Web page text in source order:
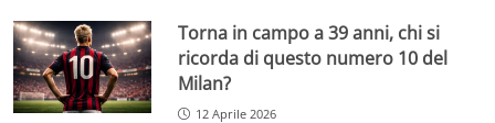
Torna in campo a 39 anni, chi si
ricorda di questo numero 10 del
Milan?
12 Aprile 2026